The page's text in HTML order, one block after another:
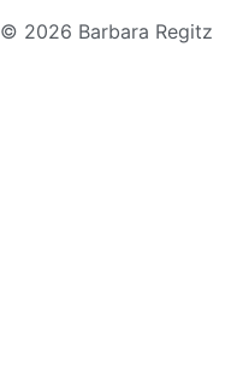
© 2026 Barbara Regitz